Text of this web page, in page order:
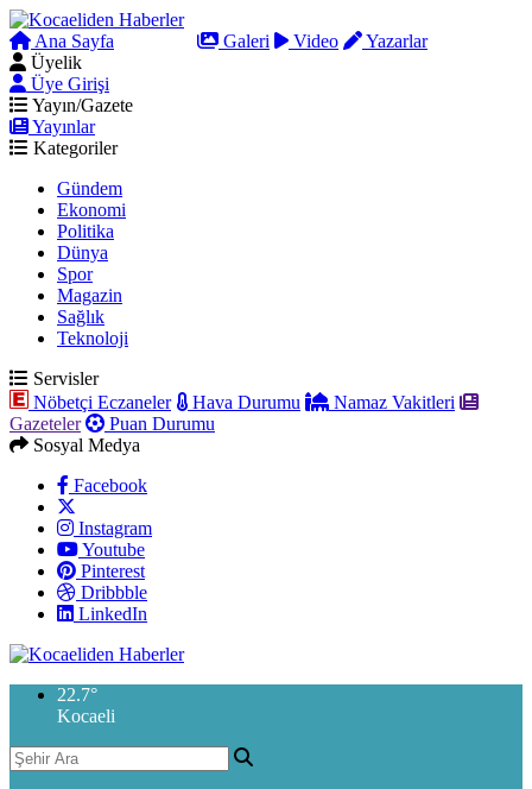
Ana Sayfa Galeri Video
Yazarlar
Üyelik
Üye Girişi
Yayın/Gazete
Yayınlar
Kategoriler
Gündem
Ekonomi
Politika
Dünya
Spor
Magazin
Sağlık
Teknoloji
Servisler
Nöbetçi Eczaneler
Hava Durumu
Namaz Vakitleri
Gazeteler
Puan Durumu
Sosyal Medya
Facebook
Instagram
Youtube
Pinterest
Dribbble
LinkedIn
22.7°
Kocaeli